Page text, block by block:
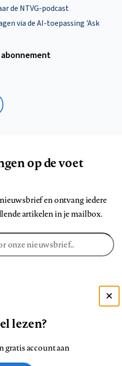
de NTVG-podcast
via de AI-toepassing 'Ask
op de voet
en ontvang iedere
artikelen in je mailbox.
ons
lezen?
gratis account aan